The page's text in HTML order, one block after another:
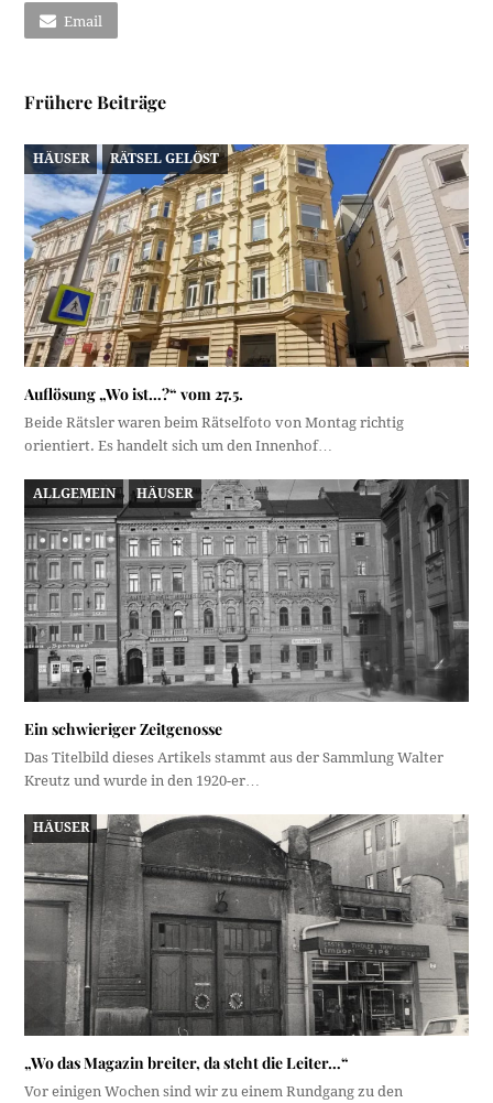
Email
Frühere Beiträge
HÄUSER RÄTSEL GELÖST
Auflösung „Wo ist…?“ vom 27.5.
Beide Rätsler waren beim Rätselfoto von Montag richtig
orientiert. Es handelt sich um den Innenhof…
ALLGEMEIN HÄUSER
Ein schwieriger Zeitgenosse
Das Titelbild dieses Artikels stammt aus der Sammlung Walter
Kreutz und wurde in den 1920-er…
HÄUSER
„Wo das Magazin breiter, da steht die Leiter…“
Vor einigen Wochen sind wir zu einem Rundgang zu den